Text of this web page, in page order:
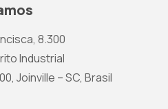
8.300
Industrial
Joinville – SC, Brasil